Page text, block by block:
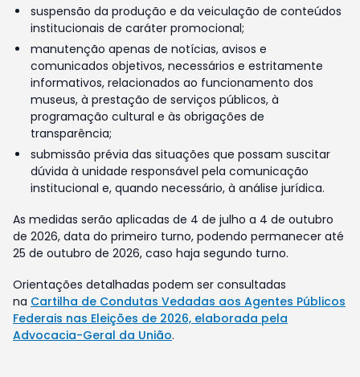
suspensão da produção e da veiculação de conteúdos
institucionais de caráter promocional;
manutenção apenas de notícias, avisos e
comunicados objetivos, necessários e estritamente
informativos, relacionados ao funcionamento dos
museus, à prestação de serviços públicos, à
programação cultural e às obrigações de
transparência;
submissão prévia das situações que possam suscitar
dúvida à unidade responsável pela comunicação
institucional e, quando necessário, à análise jurídica.
As medidas serão aplicadas de 4 de julho a 4 de outubro
de 2026, data do primeiro turno, podendo permanecer até
25 de outubro de 2026, caso haja segundo turno.
Orientações detalhadas podem ser consultadas
na Cartilha de Condutas Vedadas aos Agentes Públicos
Federais nas Eleições de 2026, elaborada pela
Advocacia-Geral da União.